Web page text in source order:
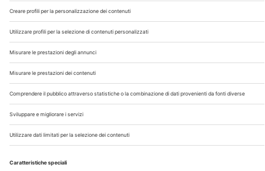
Chi Siamo
Contatti
Note Legali
Privacy